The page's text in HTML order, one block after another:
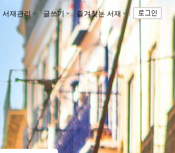
서재관리 ｌ글쓰기 ｌ 즐겨찾는 서재 ｌ